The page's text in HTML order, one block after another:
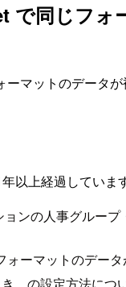
で同じフォ
マットのデータ
以上経過していま
ョンの人事グループ
ーマットのデー